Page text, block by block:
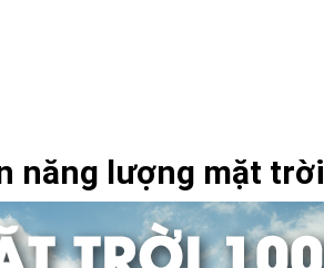
năng lượng mặt trời